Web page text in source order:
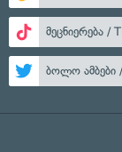
მეცნიერება /
ბოლო ამბები